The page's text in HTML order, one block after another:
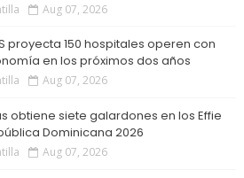
Aug 07, 2026
proyecta 150 hospitales operen con
en los próximos dos años
Aug 07, 2026
obtiene siete galardones en los Effie
Dominicana 2026
Aug 07, 2026